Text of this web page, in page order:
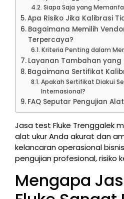
Siapa Saja yang
Apa Risiko Jika Kalibrasi
Bagaimana Memilih
Terpercaya?
Kriteria Penting dalam
Layanan Tambahan yang
Bagaimana Sertifikat
Apakah Sertifikat Diakui
Internasional?
FAQ Seputar Pengujian
Jasa test Fluke Trenggalek
alat ukur Anda akurat dan
kelancaran operasional
pengujian profesional, risiko
Mengapa